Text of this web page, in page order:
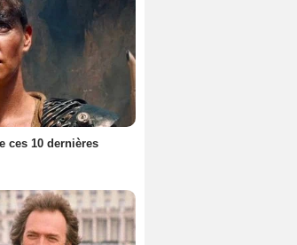
ces 10 dernières